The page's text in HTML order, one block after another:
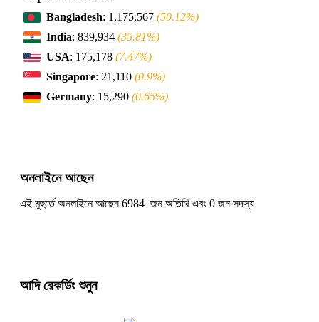
Bangladesh: 1,175,567 (50.12%)
India: 839,934 (35.81%)
USA: 175,178 (7.47%)
Singapore: 21,110 (0.9%)
Germany: 15,290 (0.65%)
অনলাইনে আছেন
এই মুহুর্তে অনলাইনে আছেন 6984 জন অতিথি এবং 0 জন সদস্য
আদি রেকর্ডিং শুনুন